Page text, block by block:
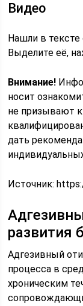
Видео
Нашли в тексте
Выделите её,
Внимание!
носит
не призывают
дать
Источник:
развития
Адгезивный
процесса в
хроническим